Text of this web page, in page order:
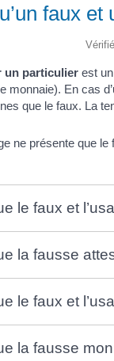
faux
un particulier est un
monnaie). En cas d’
que le faux. La
ne présente que
le faux et
la fausse
le faux et
la fausse